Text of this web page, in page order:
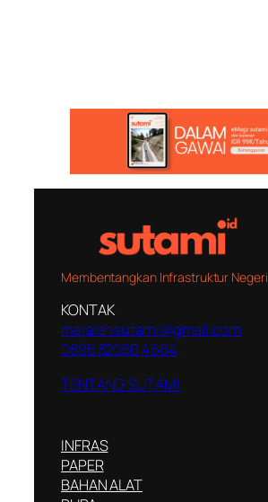
Membentangkan Infrastruktur Negeri
KONTAK
majalahsutami@gmail.com
0895 32050 4664
TENTANG SUTAMI
INFRAS
PAPER
BAHAN ALAT